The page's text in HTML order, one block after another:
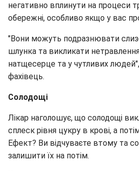
негативно вплинути на процеси
обережні, особливо якщо у вас
"Вони можуть подразнювати
шлунка та викликати
натщесерце та у чутливих
фахівець.
Солодощі
Лікар наголошує, що солодощі
сплеск рівня цукру в крові, а
Ефект? Ви відчуваєте втому та
залишити їх на потім.